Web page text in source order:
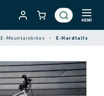
MENÜ
E-Mountainbikes E-Hardtails